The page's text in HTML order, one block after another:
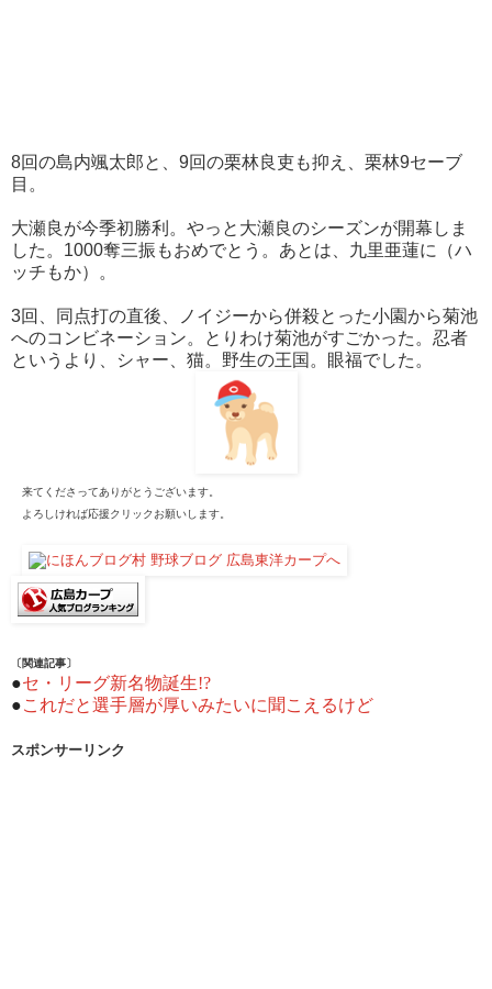
8回の島内颯太郎と、9回の栗林良吏も抑え、栗林9セーブ
目。
大瀬良が今季初勝利。やっと大瀬良のシーズンが開幕しま
した。1000奪三振もおめでとう。あとは、九里亜蓮に（ハ
ッチもか）。
3回、同点打の直後、ノイジーから併殺とった小園から菊池
へのコンビネーション。とりわけ菊池がすごかった。忍者
というより、シャー、猫。野生の王国。眼福でした。
来てくださってありがとうございます。
よろしければ応援クリックお願いします。
〔関連記事〕
●セ・リーグ新名物誕生!?
●これだと選手層が厚いみたいに聞こえるけど
スポンサーリンク